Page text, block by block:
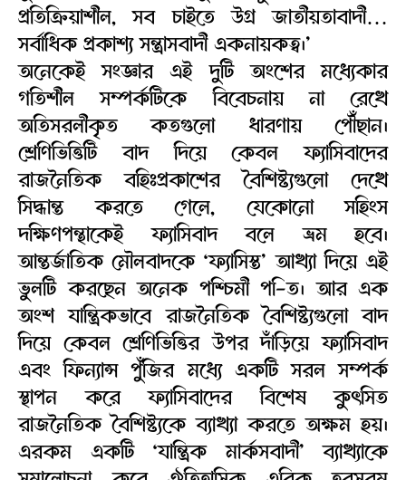
প্রতিক্রিয়াশীল, সব চাইতে উগ্র জাতীয়তাবাদী…
সর্বাধিক প্রকাশ্য সন্ত্রাসবাদী একনায়কত্ব।’
অনেকেই সংজ্ঞার এই দুটি অংশের মধ্যেকার
গতিশীল সম্পর্কটিকে বিবেচনায় না রেখে
অতিসরলীকৃত কতগুলো ধারণায় পৌঁছান।
শ্রেণিভিত্তিটি বাদ দিয়ে কেবল ফ্যাসিবাদের
রাজনৈতিক বহিঃপ্রকাশের বৈশিষ্ট্যগুলো দেখে
সিদ্ধান্ত করতে গেলে, যেকোনো সহিংস
দক্ষিণপন্থাকেই ফ্যাসিবাদ বলে ভ্রম হবে।
আন্তর্জাতিক মৌলবাদকে ‘ফ্যাসিস্ত’ আখ্যা দিয়ে এই
ভুলটি করছেন অনেক পশ্চিমী প-িত। আর এক
অংশ যান্ত্রিকভাবে রাজনৈতিক বৈশিষ্ট্যগুলো বাদ
দিয়ে কেবল শ্রেণিভিত্তির উপর দাঁড়িয়ে ফ্যাসিবাদ
এবং ফিন্যান্স পুঁজির মধ্যে একটি সরল সম্পর্ক
স্থাপন করে ফ্যাসিবাদের বিশেষ কুৎসিত
রাজনৈতিক বৈশিষ্ট্যকে ব্যাখ্যা করতে অক্ষম হয়।
এরকম একটি ‘যান্ত্রিক মার্কসবাদী’ ব্যাখ্যাকে